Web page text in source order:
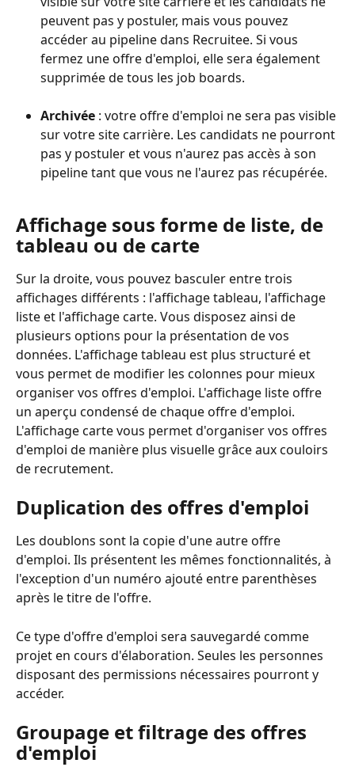
peuvent pas y postuler, mais vous pouvez
accéder au pipeline dans Recruitee. Si vous
fermez une offre d'emploi, elle sera également
supprimée de tous les job boards.
Archivée : votre offre d'emploi ne sera pas visible
sur votre site carrière. Les candidats ne pourront
pas y postuler et vous n'aurez pas accès à son
pipeline tant que vous ne l'aurez pas récupérée.
Affichage sous forme de liste, de
tableau ou de carte
Sur la droite, vous pouvez basculer entre trois
affichages différents : l'affichage tableau, l'affichage
liste et l'affichage carte. Vous disposez ainsi de
plusieurs options pour la présentation de vos
données. L'affichage tableau est plus structuré et
vous permet de modifier les colonnes pour mieux
organiser vos offres d'emploi. L'affichage liste offre
un aperçu condensé de chaque offre d'emploi.
L'affichage carte vous permet d'organiser vos offres
d'emploi de manière plus visuelle grâce aux couloirs
de recrutement.
Duplication des offres d'emploi
Les doublons sont la copie d'une autre offre
d'emploi. Ils présentent les mêmes fonctionnalités, à
l'exception d'un numéro ajouté entre parenthèses
après le titre de l'offre.
Ce type d'offre d'emploi sera sauvegardé comme
projet en cours d'élaboration. Seules les personnes
disposant des permissions nécessaires pourront y
accéder.
Groupage et filtrage des offres
d'emploi